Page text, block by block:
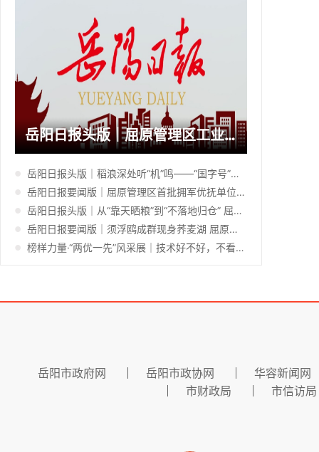
岳阳日报头版｜屈原管理区工业企业装上“超级电池”
岳阳日报头版｜稻浪深处听“机”鸣——“国字号”会议屈原管理区观摩侧记
岳阳日报要闻版｜屈原管理区首批拥军优抚单位集中签约
岳阳日报头版｜从“靠天晒粮”到“不落地归仓” 屈原管理区智能化烘干破解“双抢”晾晒难题
岳阳日报要闻版｜须浮鸥成群现身荞麦湖 屈原管理区湿地生态再获“鸟界认证”
榜样力量·“两优一先”风采展｜技术好不好，不看本子看田里——记岳阳市优秀共产党员、屈原管理区农业农村局现代农业示范区建设服务中心副主任王有成
岳阳市政府网 岳阳市政协网
华容新闻网
市财政局
市信访局